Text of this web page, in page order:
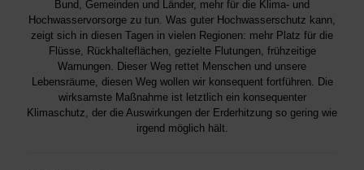
Bund, Gemeinden und Länder, mehr für die Klima- und
Hochwasservorsorge zu tun. Was guter Hochwasserschutz kann,
zeigt sich in diesen Tagen in vielen Regionen: mehr Platz für die
Flüsse, Rückhalteflächen, gezielte Flutungen, frühzeitige
Warnungen. Dieser Weg rettet Menschen und unsere
Lebensräume, diesen Weg wollen wir konsequent fortführen. Die
wirksamste Maßnahme ist letztlich ein konsequenter
Klimaschutz, der die Auswirkungen der Erderhitzung so gering wie
irgend möglich hält.